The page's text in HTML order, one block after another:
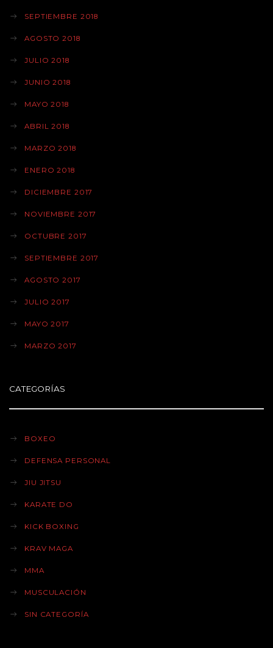
SEPTIEMBRE 2018
AGOSTO 2018
JULIO 2018
JUNIO 2018
MAYO 2018
ABRIL 2018
MARZO 2018
ENERO 2018
DICIEMBRE 2017
NOVIEMBRE 2017
OCTUBRE 2017
SEPTIEMBRE 2017
AGOSTO 2017
JULIO 2017
MAYO 2017
MARZO 2017
CATEGORÍAS
BOXEO
DEFENSA PERSONAL
JIU JITSU
KARATE DO
KICK BOXING
KRAV MAGA
MMA
MUSCULACIÓN
SIN CATEGORÍA